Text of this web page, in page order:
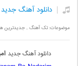
دانلود آهنگ جدید
موضوعات:تک آهنگ ,جدیدترین
دانلود آهنگ جدید